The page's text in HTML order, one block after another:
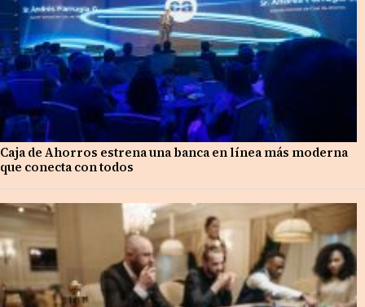
Caja de Ahorros estrena una banca en línea más moderna
que conecta con todos